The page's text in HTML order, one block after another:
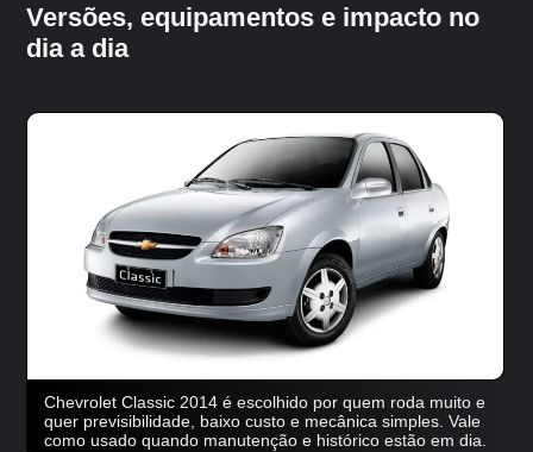
Versões, equipamentos e impacto no
dia a dia
Chevrolet Classic 2014 é escolhido por quem roda muito e
quer previsibilidade, baixo custo e mecânica simples. Vale
como usado quando manutenção e histórico estão em dia.